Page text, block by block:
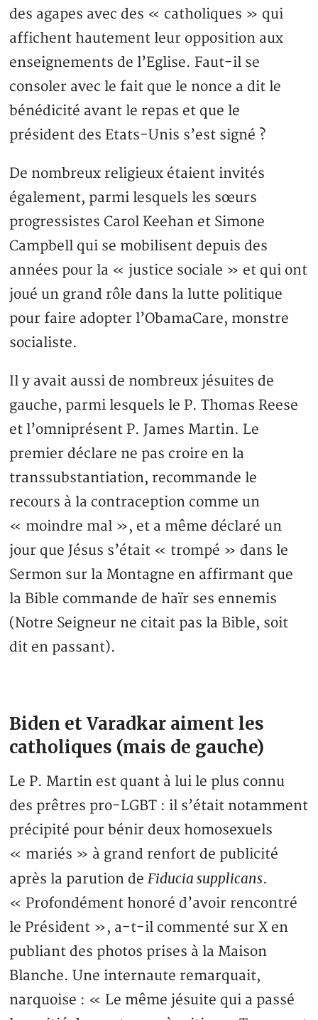
des agapes avec des « catholiques » qui
affichent hautement leur opposition aux
enseignements de l’Eglise. Faut-il se
consoler avec le fait que le nonce a dit le
bénédicité avant le repas et que le
président des Etats-Unis s’est signé ?
De nombreux religieux étaient invités
également, parmi lesquels les sœurs
progressistes Carol Keehan et Simone
Campbell qui se mobilisent depuis des
années pour la « justice sociale » et qui ont
joué un grand rôle dans la lutte politique
pour faire adopter l’ObamaCare, monstre
socialiste.
Il y avait aussi de nombreux jésuites de
gauche, parmi lesquels le P. Thomas Reese
et l’omniprésent P. James Martin. Le
premier déclare ne pas croire en la
transsubstantiation, recommande le
recours à la contraception comme un
« moindre mal », et a même déclaré un
jour que Jésus s’était « trompé » dans le
Sermon sur la Montagne en affirmant que
la Bible commande de haïr ses ennemis
(Notre Seigneur ne citait pas la Bible, soit
dit en passant).
Biden et Varadkar aiment les
catholiques (mais de gauche)
Le P. Martin est quant à lui le plus connu
des prêtres pro-LGBT : il s’était notamment
précipité pour bénir deux homosexuels
« mariés » à grand renfort de publicité
après la parution deFiducia supplicans.
« Profondément honoré d’avoir rencontré
le Président », a-t-il commenté sur X en
publiant des photos prises à la Maison
Blanche. Une internaute remarquait,
narquoise : « Le même jésuite qui a passé